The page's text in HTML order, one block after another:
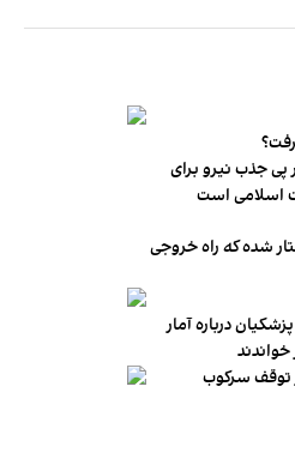
پی جذب نیرو برای
اسلامی است
شده که راه خروجی
درباره آمار
خواندند
توقف سرکوب